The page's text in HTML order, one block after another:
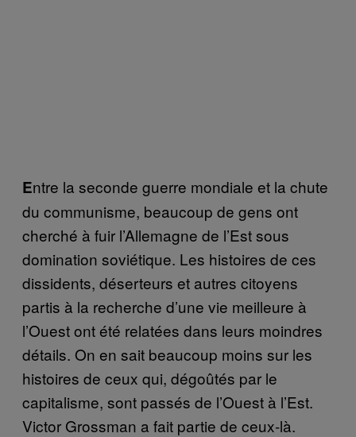
Entre la seconde guerre mondiale et la chute
du communisme, beaucoup de gens ont
cherché à fuir l’Allemagne de l’Est sous
domination soviétique. Les histoires de ces
dissidents, déserteurs et autres citoyens
partis à la recherche d’une vie meilleure à
l’Ouest ont été relatées dans leurs moindres
détails. On en sait beaucoup moins sur les
histoires de ceux qui, dégoûtés par le
capitalisme, sont passés de l’Ouest à l’Est.
Victor Grossman a fait partie de ceux-là.